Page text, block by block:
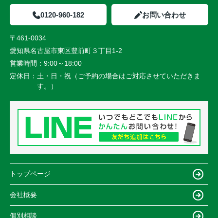
0120-960-182 お問い合わせ
〒461-0034
愛知県名古屋市東区豊前町３丁目1-2
営業時間： 9:00～18:00
定休日： 土・日・祝（ご予約の場合はご対応させていただきま
す。）
トップページ
会社概要
個別相談